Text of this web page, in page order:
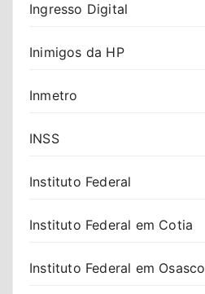
Ingresso Digital
Inimigos da HP
Inmetro
INSS
Instituto Federal
Instituto Federal em Cotia
Instituto Federal em Osasco